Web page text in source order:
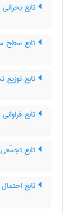
تابع بحرانی
تابع سطح
تابع
تابع
تابع
تابع